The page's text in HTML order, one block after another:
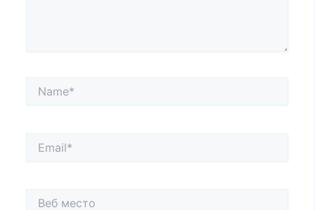
Name*
Email*
Веб